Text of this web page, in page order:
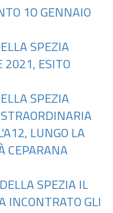
1O GENNAIO
SPEZIA
2021, ESITO
SPEZIA
LUNGO LA
CEPARANA
SPEZIA IL
INCONTRATO GLI